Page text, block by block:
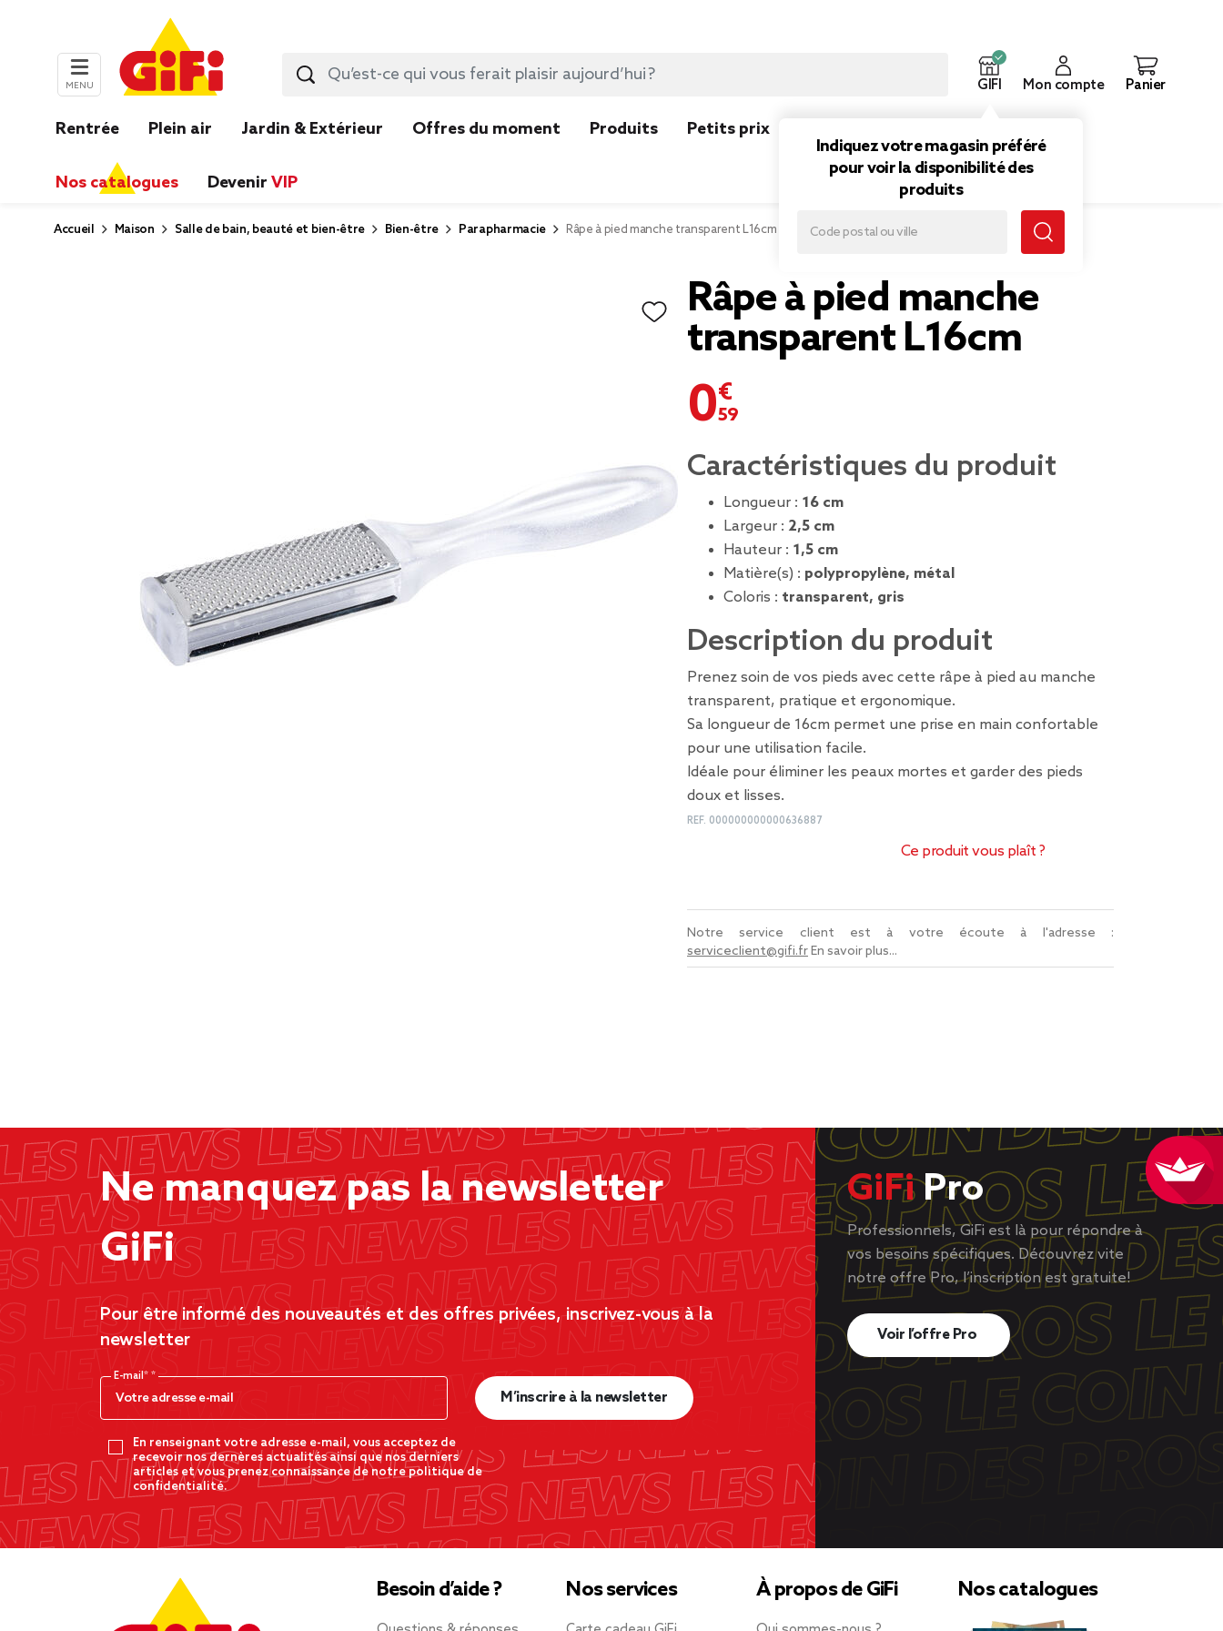
MENU GIFI
Indiquez votre magasin préféré
pour voir la disponibilité des
produits
Mon compte Panier
Rentrée Plein air Jardin & Extérieur Offres du moment Produits Petits prix
Nos catalogues Devenir VIP
Accueil Maison Salle de bain, beauté et bien-être Bien-être Parapharmacie Râpe à pied manche transparent L16cm
Râpe à pied manche
transparent L16cm
0,59 €
Caractéristiques du produit
Longueur : 16 cm
Largeur : 2,5 cm
Hauteur : 1,5 cm
Matière(s) : polypropylène, métal
Coloris : transparent, gris
Description du produit
Prenez soin de vos pieds avec cette râpe à pied au manche
transparent, pratique et ergonomique.
Sa longueur de 16cm permet une prise en main confortable
pour une utilisation facile.
Idéale pour éliminer les peaux mortes et garder des pieds
doux et lisses.
REF. 000000000000636887
Ce produit vous plaît ?
Notre service client est à votre écoute à l'adresse :
serviceclient@gifi.frEn savoir plus...
Ne manquez pas la newsletter
GiFi
Pour être informé des nouveautés et des offres privées, inscrivez-vous à la
newsletter
E-mail*
En renseignant votre adresse e-mail, vous acceptez de
recevoir nos dernères actualités ainsi que nos derniers
articles et vous prenez connaissance de notre politique de
confidentialité.
M’inscrire à la newsletter
GiFiPro
Professionnels, GiFi est là pour répondre à
vos besoins spécifiques. Découvrez vite
notre offre Pro, l’inscription est gratuite!
Voir l’offre Pro
Besoin d’aide ? Nos services À propos de GiFi Nos catalogues